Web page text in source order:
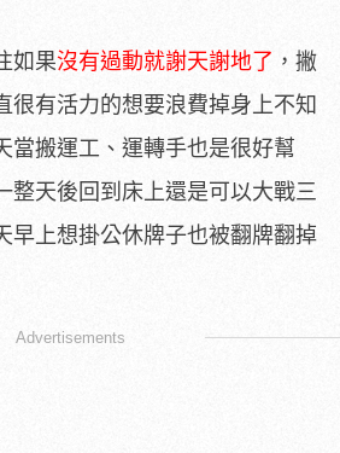
如果沒有過動就謝天謝地了 ，撇
很有活力的想要浪費掉身上不知
當搬運工、運轉手也是很好幫
整天後回到床上還是可以大戰三
早上想掛公休牌子也被翻牌翻掉
Advertisements